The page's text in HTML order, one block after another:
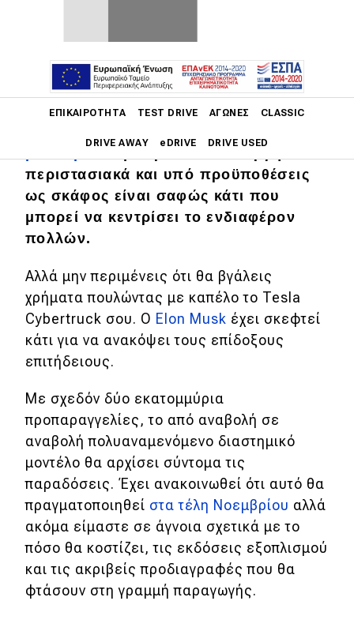
ΕΠΙΚΑΙΡΌΤΗΤΑ TEST DRIVE ΑΓΏΝΕΣ CLASSIC
DRIVE AWAY eDRIVE DRIVE USED
Main navigation
Επικαιρότητα
Νέα μοντέλα
Πρωτότυπα
Ελλάδα
Κόσμος
Τεχνολογία
Αγορά
Απόψεις
Test Drive
Δοκιμή
Αποστολή
Συγκρίνουμε
περιστασιακά και υπό προϋποθέσεις
ως σκάφος είναι σαφώς κάτι που
μπορεί να κεντρίσει το ενδιαφέρον
πολλών.
Αλλά μην περιμένεις ότι θα βγάλεις
χρήματα πουλώντας με καπέλο το Tesla
Cybertruck σου. Ο Elon Musk έχει σκεφτεί
κάτι για να ανακόψει τους επίδοξους
επιτήδειους.
Με σχεδόν δύο εκατομμύρια
προπαραγγελίες, το από αναβολή σε
αναβολή πολυαναμενόμενο διαστημικό
μοντέλο θα αρχίσει σύντομα τις
παραδόσεις. Έχει ανακοινωθεί ότι αυτό θα
πραγματοποιηθεί στα τέλη Νοεμβρίου αλλά
ακόμα είμαστε σε άγνοια σχετικά με το
πόσο θα κοστίζει, τις εκδόσεις εξοπλισμού
και τις ακριβείς προδιαγραφές που θα
φτάσουν στη γραμμή παραγωγής.